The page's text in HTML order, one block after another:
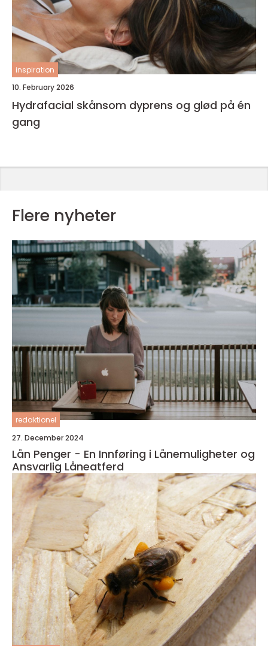
inspiration
10. February 2026
Hydrafacial skånsom dyprens og glød på én
gang
Flere nyheter
redaktionel
27. December 2024
Lån Penger - En Innføring i Lånemuligheter og
Ansvarlig Låneatferd